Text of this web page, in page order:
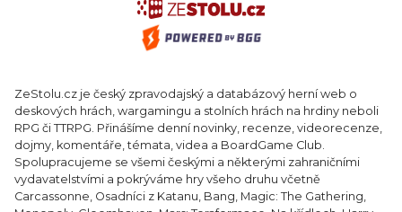
ZeStolu.cz je český zpravodajský a databázový herní web o
deskových hrách, wargamingu a stolních hrách na hrdiny neboli
RPG či TTRPG. Přinášíme denní novinky, recenze, videorecenze,
dojmy, komentáře, témata, videa a BoardGame Club.
Spolupracujeme se všemi českými a některými zahraničními
vydavatelstvími a pokrýváme hry všeho druhu včetně
Carcassonne, Osadníci z Katanu, Bang, Magic: The Gathering,